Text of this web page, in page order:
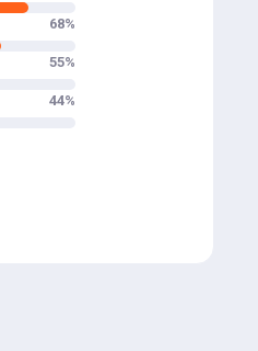
71%
58%
46%
68%
55%
44%